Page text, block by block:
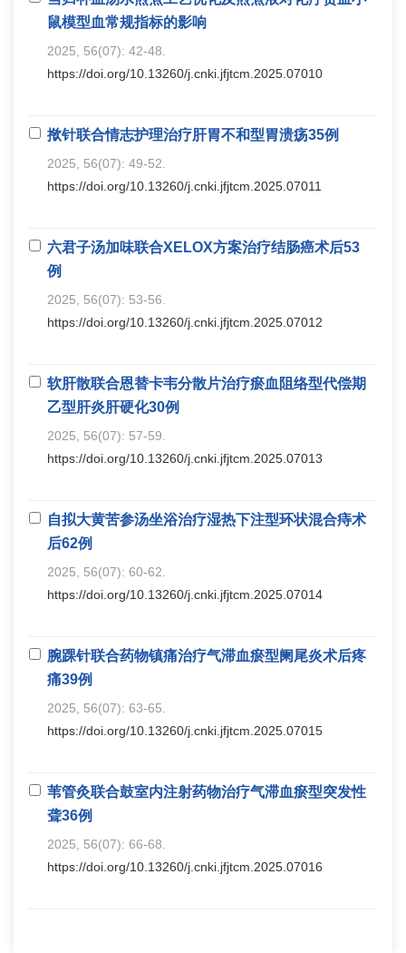
鼠模型血常规指标的影响
2025, 56(07): 42-48.
https://doi.org/10.13260/j.cnki.jfjtcm.2025.07010
揿针联合情志护理治疗肝胃不和型胃溃疡35例
2025, 56(07): 49-52.
https://doi.org/10.13260/j.cnki.jfjtcm.2025.07011
六君子汤加味联合XELOX方案治疗结肠癌术后53
例
2025, 56(07): 53-56.
https://doi.org/10.13260/j.cnki.jfjtcm.2025.07012
软肝散联合恩替卡韦分散片治疗瘀血阻络型代偿期
乙型肝炎肝硬化30例
2025, 56(07): 57-59.
https://doi.org/10.13260/j.cnki.jfjtcm.2025.07013
自拟大黄苦参汤坐浴治疗湿热下注型环状混合痔术
后62例
2025, 56(07): 60-62.
https://doi.org/10.13260/j.cnki.jfjtcm.2025.07014
腕踝针联合药物镇痛治疗气滞血瘀型阑尾炎术后疼
痛39例
2025, 56(07): 63-65.
https://doi.org/10.13260/j.cnki.jfjtcm.2025.07015
苇管灸联合鼓室内注射药物治疗气滞血瘀型突发性
聋36例
2025, 56(07): 66-68.
https://doi.org/10.13260/j.cnki.jfjtcm.2025.07016